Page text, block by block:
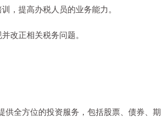
提高办税人员的业务能力。
改正相关税务问题。
全方位的投资服务，包括股票、债券、期